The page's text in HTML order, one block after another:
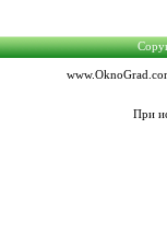
При